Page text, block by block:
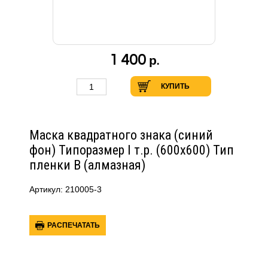
Маска квадратного знака (синий
фон) Типоразмер I т.р. (600х600) Тип
пленки В (алмазная)
Артикул: 210005-3
РАСПЕЧАТАТЬ
1 400 р.
КУПИТЬ